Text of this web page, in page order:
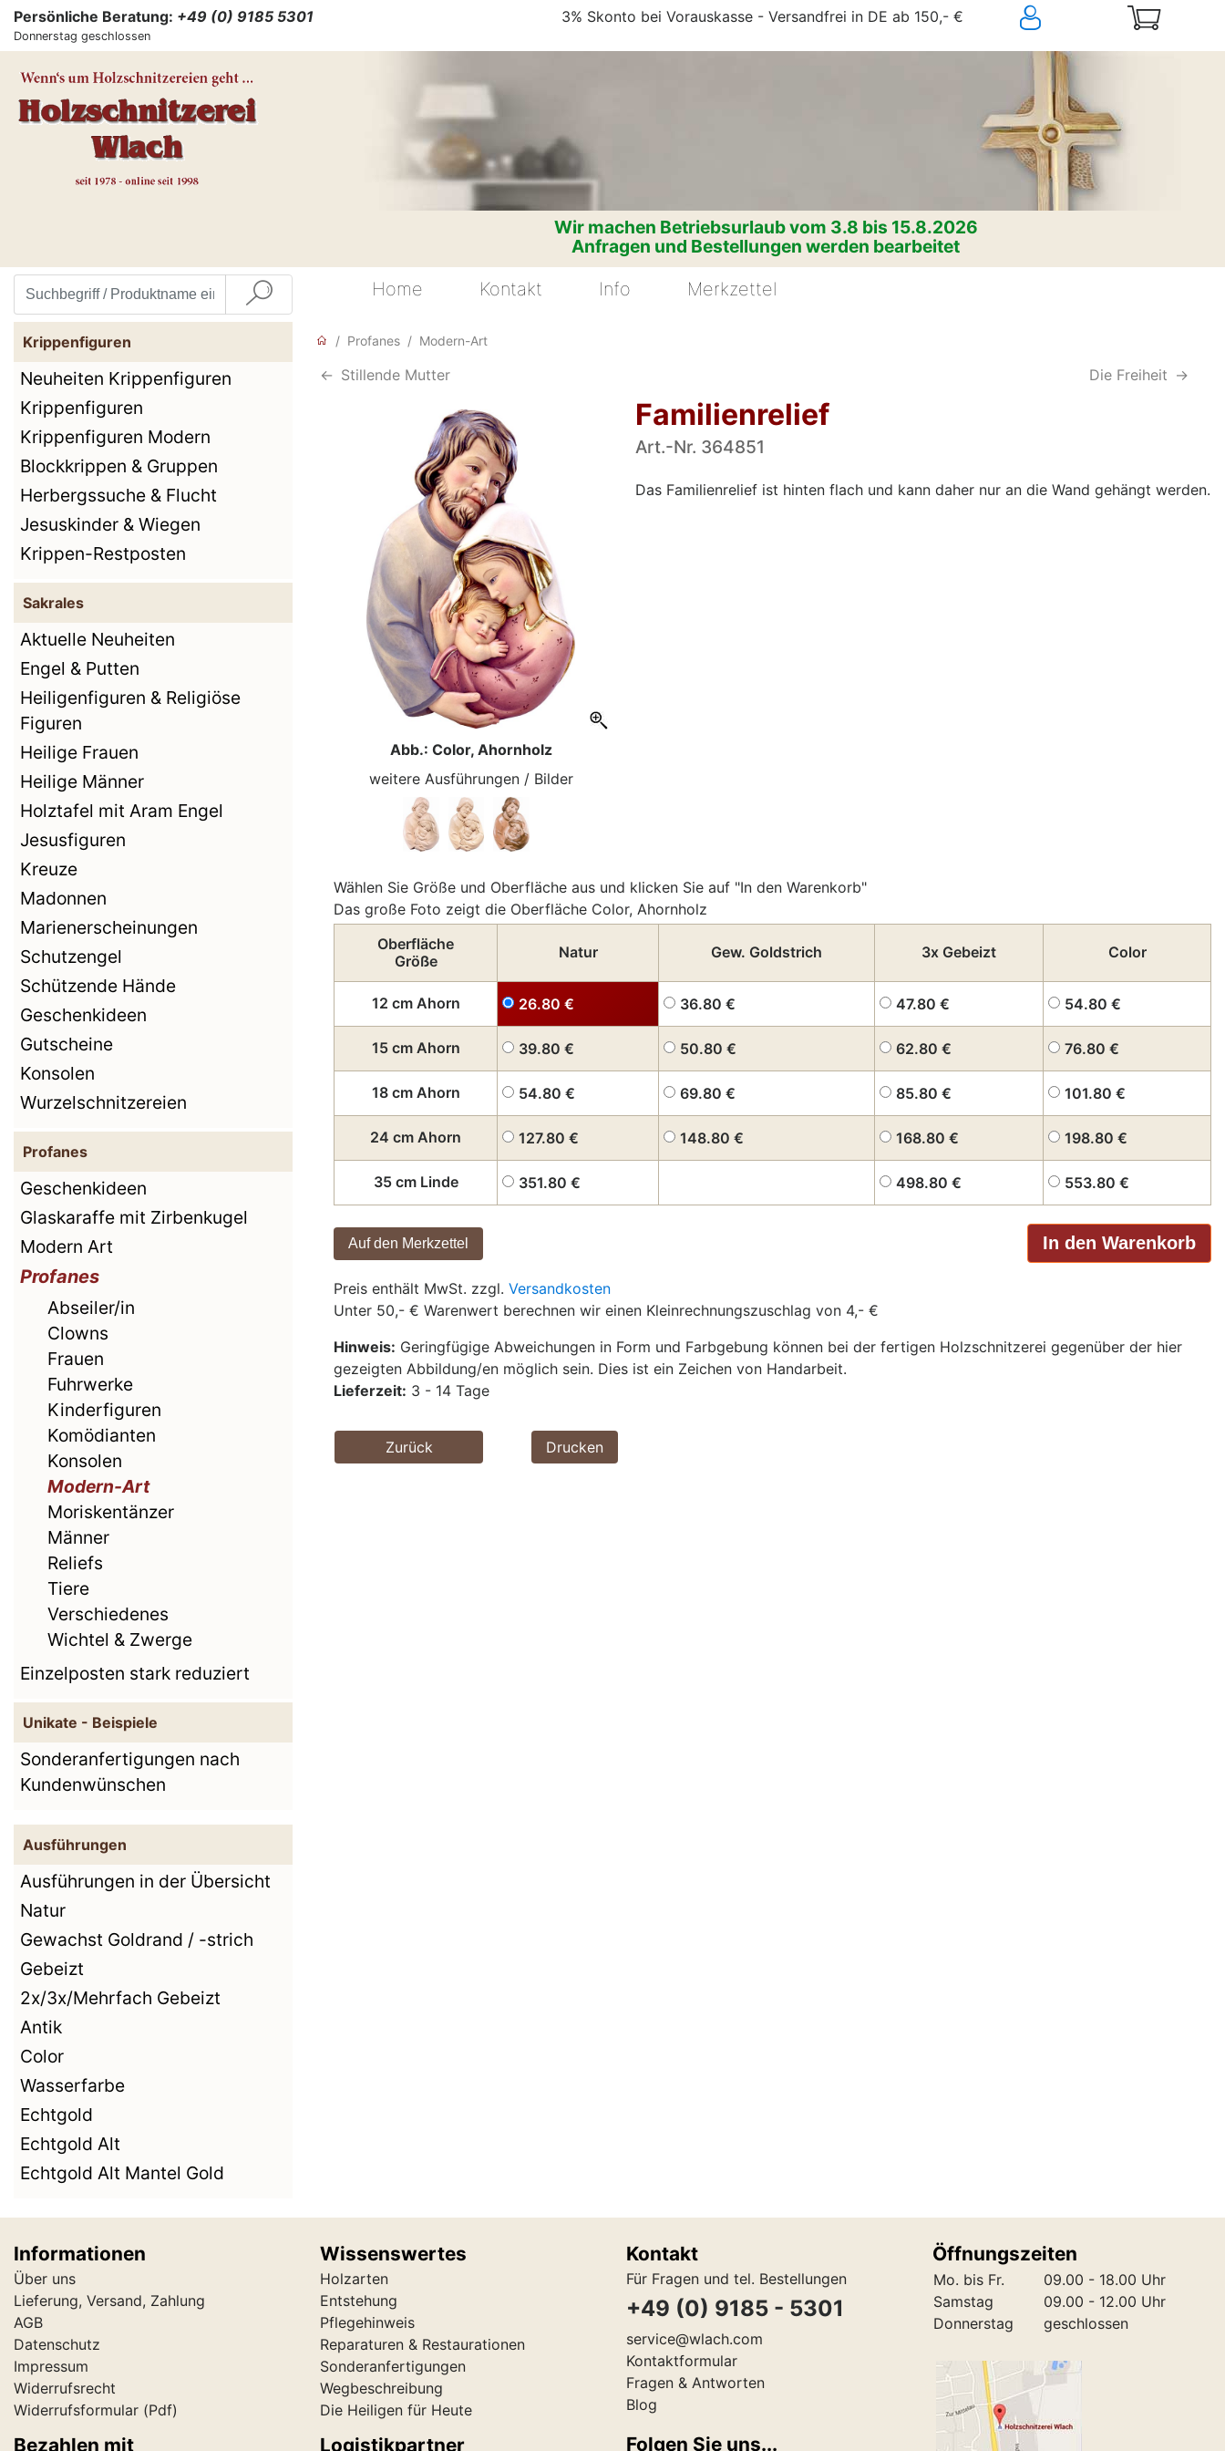
Persönliche Beratung: +49 (0) 9185 5301
Donnerstag geschlossen
3% Skonto bei Vorauskasse - Versandfrei in DE ab 150,- €
Wir machen Betriebsurlaub vom 3.8 bis 15.8.2026
Anfragen und Bestellungen werden bearbeitet
Home
Kontakt Info Merkzettel
Krippenfiguren
Neuheiten Krippenfiguren
Krippenfiguren
Krippenfiguren Modern
Blockkrippen & Gruppen
Herbergssuche & Flucht
Jesuskinder & Wiegen
Krippen-Restposten
Sakrales
Aktuelle Neuheiten
Engel & Putten
Heiligenfiguren & Religiöse
Figuren
Heilige Frauen
Heilige Männer
Holztafel mit Aram Engel
Jesusfiguren
Kreuze
Madonnen
Marienerscheinungen
Schutzengel
Schützende Hände
Geschenkideen
Gutscheine
Konsolen
Wurzelschnitzereien
Profanes
Geschenkideen
Glaskaraffe mit Zirbenkugel
Modern Art
Profanes
Abseiler/in
Clowns
Frauen
Fuhrwerke
Kinderfiguren
Komödianten
Konsolen
Modern-Art
Moriskentänzer
Männer
Reliefs
Tiere
Verschiedenes
Wichtel & Zwerge
Einzelposten stark reduziert
Unikate - Beispiele
Sonderanfertigungen nach
Kundenwünschen
Ausführungen
Ausführungen in der Übersicht
Natur
Gewachst Goldrand / -strich
Gebeizt
2x/3x/Mehrfach Gebeizt
Antik
Color
Wasserfarbe
Echtgold
Echtgold Alt
Echtgold Alt Mantel Gold
Profanes Modern-Art
<- Stillende Mutter Die Freiheit ->
Abb.: Color, Ahornholz
weitere Ausführungen / Bilder
Familienrelief
Art.-Nr. 364851
Das Familienrelief ist hinten flach und kann daher nur an die Wand gehängt werden.
Wählen Sie Größe und Oberfläche aus und klicken Sie auf "In den Warenkorb"
Das große Foto zeigt die Oberfläche Color, Ahornholz
Oberfläche
Größe
Natur Gew. Goldstrich 3x Gebeizt Color
12 cm Ahorn 26.80 € 36.80 € 47.80 € 54.80 €
15 cm Ahorn 39.80 € 50.80 € 62.80 € 76.80 €
18 cm Ahorn 54.80 € 69.80 € 85.80 € 101.80 €
24 cm Ahorn 127.80 € 148.80 € 168.80 € 198.80 €
35 cm Linde 351.80 € 498.80 € 553.80 €
Preis enthält MwSt. zzgl. Versandkosten
Unter 50,- € Warenwert berechnen wir einen Kleinrechnungszuschlag von 4,- €
Hinweis: Geringfügige Abweichungen in Form und Farbgebung können bei der fertigen Holzschnitzerei gegenüber der hier
gezeigten Abbildung/en möglich sein. Dies ist ein Zeichen von Handarbeit.
Lieferzeit: 3 - 14 Tage
Zurück Drucken
Informationen
Über uns
Lieferung, Versand, Zahlung
AGB
Datenschutz
Impressum
Widerrufsrecht
Widerrufsformular (Pdf)
Bezahlen mit
Wissenswertes
Holzarten
Entstehung
Pflegehinweis
Reparaturen & Restaurationen
Sonderanfertigungen
Wegbeschreibung
Die Heiligen für Heute
Logistikpartner
Kontakt
Für Fragen und tel. Bestellungen
+49 (0) 9185 - 5301
service@wlach.com
Kontaktformular
Fragen & Antworten
Blog
Folgen Sie uns...
Öffnungszeiten
Mo. bis Fr.
Samstag
Donnerstag
09.00 - 18.00 Uhr
09.00 - 12.00 Uhr
geschlossen